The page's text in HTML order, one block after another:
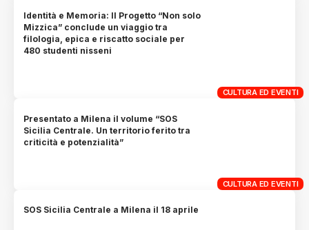
CULTURA ED EVENTI
Identità e Memoria: Il Progetto “Non solo
Mizzica” conclude un viaggio tra
filologia, epica e riscatto sociale per
480 studenti nisseni
CULTURA ED EVENTI
Presentato a Milena il volume “SOS
Sicilia Centrale. Un territorio ferito tra
criticità e potenzialità”
SOS Sicilia Centrale a Milena il 18 aprile